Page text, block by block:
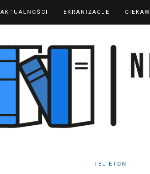
AKTUALNOŚCI EKRANIZACJE
FELIETON